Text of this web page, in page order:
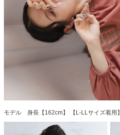
モデル 身長【162cm】 【L-LLサイズ着用】